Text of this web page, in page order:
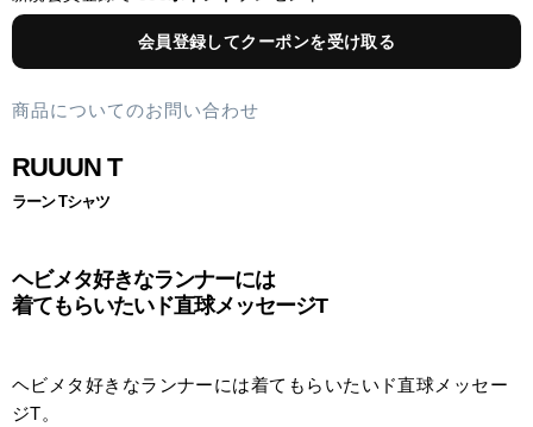
会員登録してクーポンを受け取る
商品についてのお問い合わせ
RUUUN T
ラーン Tシャツ
ヘビメタ好きなランナーには
着てもらいたいド直球メッセージT
ヘビメタ好きなランナーには着てもらいたいド直球メッセー
ジT。